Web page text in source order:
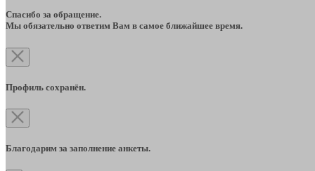
Спасибо за обращение.
Мы обязательно ответим Вам в самое ближайшее время.
Профиль сохранён.
Благодарим за заполнение анкеты.